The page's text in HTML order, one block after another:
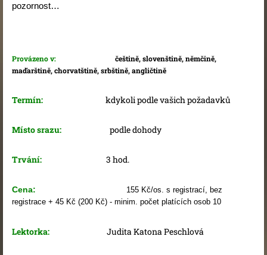
pozornost…
Provázeno v: češtině, slovenštině, němčině,
maďarštině, chorvatštině, srbštině, angličtině
Termín: kdykoli podle vašich požadavků
Místo srazu: podle dohody
Trvání: 3 hod.
Cena:
155 Kč/os. s registrací, bez
registrace + 45 Kč (200 Kč) - minim. počet platících osob 10
Lektorka: Judita Katona Peschlová